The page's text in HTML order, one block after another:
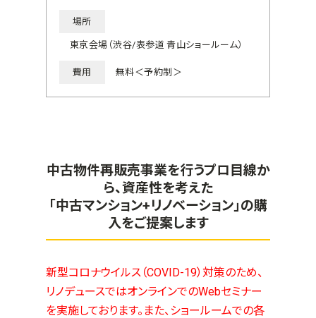
場所
東京会場（渋谷/表参道 青山ショールーム）
費用 無料＜予約制＞
中古物件再販売事業を行うプロ目線か
ら、資産性を考えた
「中古マンション+リノベーション」の購
入をご提案します
新型コロナウイルス（COVID-19）対策のため、
リノデュースではオンラインでのWebセミナー
を実施しております。また、ショールームでの各